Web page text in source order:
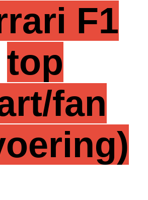
F1
top
fan